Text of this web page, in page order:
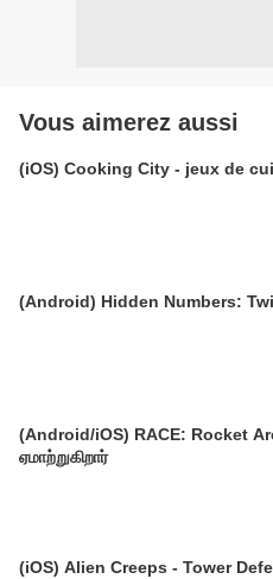
Vous aimerez aussi
(iOS) Cooking City - jeux de
(Android) Hidden Numbers:
(Android/iOS) RACE: Rocket
ஏமாற்றுகிறார்
(iOS) Alien Creeps - Tower